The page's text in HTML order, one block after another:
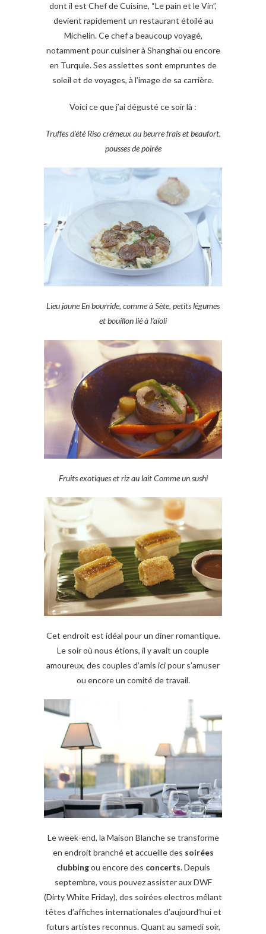
dont il est Chef de Cuisine, “Le pain et le Vin”,
devient rapidement un restaurant étoilé au
Michelin. Ce chef a beaucoup voyagé,
notamment pour cuisiner à Shanghaï ou encore
en Turquie. Ses assiettes sont empruntes de
soleil et de voyages, à l’image de sa carrière.
Voici ce que j’ai dégusté ce soir là :
Truffes d’été Riso crémeux au beurre frais et beaufort,
pousses de poirée
Lieu jaune En bourride, comme à Sète, petits légumes
et bouillon lié à l’aïoli
Fruits exotiques et riz au lait Comme un sushi
Cet endroit est idéal pour un dîner romantique.
Le soir où nous étions, il y avait un couple
amoureux, des couples d’amis ici pour s’amuser
ou encore un comité de travail.
Le week-end, la Maison Blanche se transforme
en endroit branché et accueille des soirées
clubbingou encore des concerts. Depuis
septembre, vous pouvez assister aux DWF
(Dirty White Friday), des soirées electros mêlant
têtes d’affiches internationales d’aujourd’hui et
futurs artistes reconnus. Quant au samedi soir,